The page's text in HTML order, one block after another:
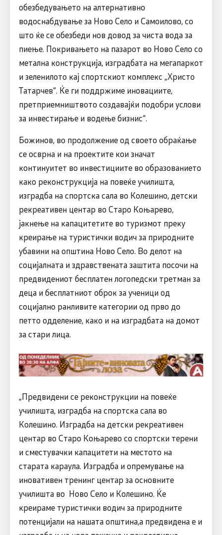
обезбедувањето на алтернативно
водоснабдување за Ново Село и Самоилово, со
што ќе се обезбеди нов довод за чиста вода за
пиење. Покривањето на пазарот во Ново Село со
метална конструкција, изградбата на мегапаркот
и зеленилото кај спортскиот комплекс „Христо
Татарчев“. Ќе ги поддржиме иновациите,
претприемништвото создавајќи подобри услови
за инвестирање и водење бизнис“.
Божинов, во продолжение од своето обраќање
се осврна и на проектите кои значат
континуитет во инвестициите во образованието
како реконструкција на повеќе училишта,
изградба на спортска сала во Колешино, детски
рекреативен центар во Старо Коњарево,
јакнење на капацитетите во туризмот преку
креирање на туристички водич за природните
убавини на општина Ново Село. Во делот на
социјалната и здравствената заштита посочи на
предвидениот бесплатен логопедски третман за
деца и бесплатниот оброк за ученици од
социјално ранливите категории од прво до
петто одделение, како и на изградбата на домот
за стари лица.
„Предвидени се реконструкции на повеќе
училишта, изградба на спортска сала во
Колешино. Изградба на детски рекреативен
центар во Старо Коњарево со спортски терени
и сместувачки капацитети на местото на
старата караула. Изградба и опремување на
иновативен тренинг центар за основните
училишта во Ново Село и Колешино. Ќе
креираме туристички водич за природните
потенцијали на нашата општина,а предвидена е и